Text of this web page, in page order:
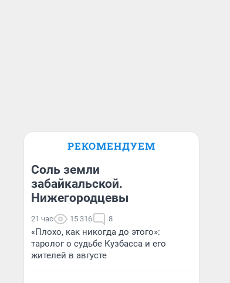
РЕКОМЕНДУЕМ
Соль земли
забайкальской.
Нижегородцевы
21 час 15 316 8
«Плохо, как никогда до этого»:
таролог о судьбе Кузбасса и его
жителей в августе